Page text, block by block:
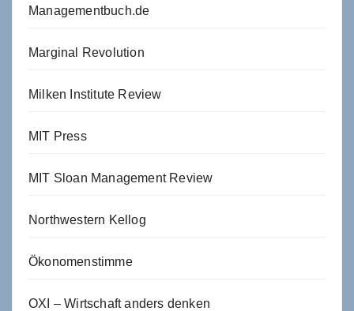
Managementbuch.de
Marginal Revolution
Milken Institute Review
MIT Press
MIT Sloan Management Review
Northwestern Kellog
Ökonomenstimme
OXI – Wirtschaft anders denken